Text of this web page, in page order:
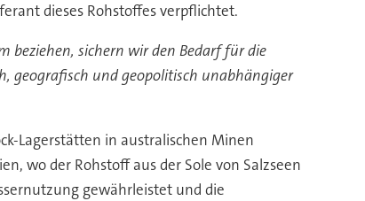
dieses Rohstoffes verpflichtet.
beziehen, sichern wir den Bedarf für die
geografisch und geopolitisch unabhängiger
Lagerstätten in australischen Minen
wo der Rohstoff aus der Sole von Salzseen
gewährleistet und die